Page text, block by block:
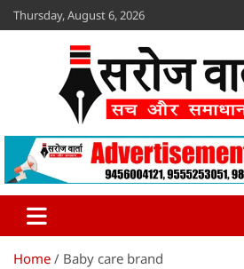
Skip
to
Thursday, August 6, 2026
Sroj Varta
www.srojvarta.in
Home Baby care brand